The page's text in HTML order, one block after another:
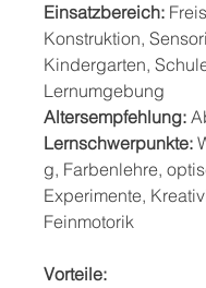
Einsatzbereich:
Konstruktion,
Kindergarten,
Lernumgebung
Altersempfehlung:
Lernschwerpunkte:
g, Farbenlehre,
Experimente,
Feinmotorik
Vorteile: